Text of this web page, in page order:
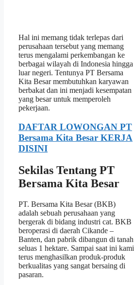
Hal ini memang tidak terlepas dari
perusahaan tersebut yang memang
terus mengalami perkembangan ke
berbagai wilayah di Indonesia hingga
luar negeri. Tentunya PT Bersama
Kita Besar membutuhkan karyawan
berbakat dan ini menjadi kesempatan
yang besar untuk memperoleh
pekerjaan.
DAFTAR LOWONGAN PT
Bersama Kita Besar KERJA
DISINI
Sekilas Tentang PT
Bersama Kita Besar
PT. Bersama Kita Besar (BKB)
adalah sebuah perusahaan yang
bergerak di bidang industri cat. BKB
beroperasi di daerah Cikande –
Banten, dan pabrik dibangun di tanah
seluas 1 hektare. Sampai saat ini kami
terus menghasilkan produk-produk
berkualitas yang sangat bersaing di
pasaran.